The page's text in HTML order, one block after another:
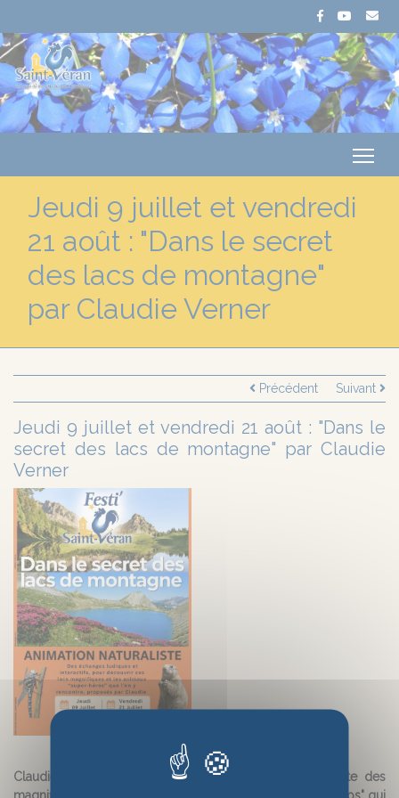
Jeudi 9 juillet et vendredi
21 août : "Dans le secret
des lacs de montagne"
par Claudie Verner
Précédent Suivant
Jeudi 9 juillet et vendredi 21 août : "Dans le
secret des lacs de montagne" par Claudie
Verner
Claudie Verner vous propose de partir à la découverte des